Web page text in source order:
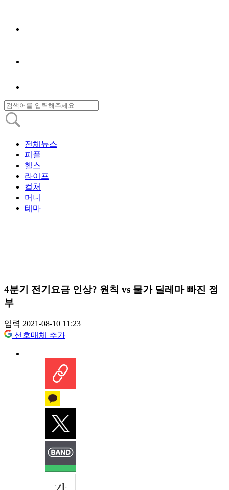
전체뉴스
피플
헬스
라이프
컬처
머니
테마
4분기 전기요금 인상? 원칙 vs 물가 딜레마 빠진 정
부
입력 2021-08-10 11:23
선호매체 추가